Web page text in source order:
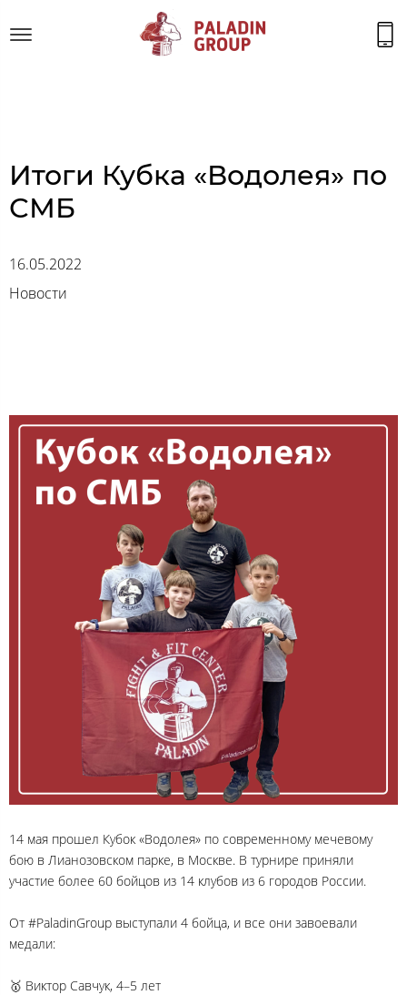
Итоги Кубка «Водолея» по
СМБ
16.05.2022
Новости
14 мая прошел Кубок «Водолея» по современному мечевому
бою в Лианозовском парке, в Москве. В турнире приняли
участие более 60 бойцов из 14 клубов из 6 городов России.
От #PaladinGroup выступали 4 бойца, и все они завоевали
медали:
🥇 Виктор Савчук, 4–5 лет